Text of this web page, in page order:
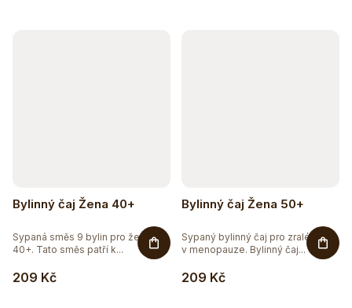
Bylinný čaj Žena 40+
209 Kč
Sypaná směs 9 bylin pro ženy
40+. Tato směs patří k...
Bylinný čaj Žena 50+
209 Kč
Sypaný bylinný čaj pro zralé ženy
v menopauze. Bylinný čaj...